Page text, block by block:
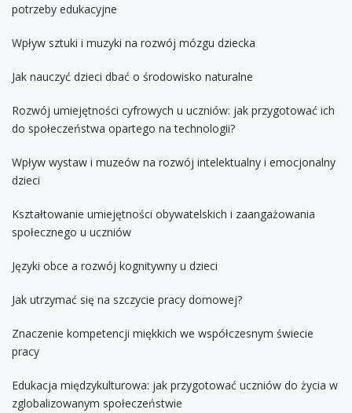
potrzeby edukacyjne
Wpływ sztuki i muzyki na rozwój mózgu dziecka
Jak nauczyć dzieci dbać o środowisko naturalne
Rozwój umiejętności cyfrowych u uczniów: jak przygotować ich
do społeczeństwa opartego na technologii?
Wpływ wystaw i muzeów na rozwój intelektualny i emocjonalny
dzieci
Kształtowanie umiejętności obywatelskich i zaangażowania
społecznego u uczniów
Języki obce a rozwój kognitywny u dzieci
Jak utrzymać się na szczycie pracy domowej?
Znaczenie kompetencji miękkich we współczesnym świecie
pracy
Edukacja międzykulturowa: jak przygotować uczniów do życia w
zglobalizowanym społeczeństwie